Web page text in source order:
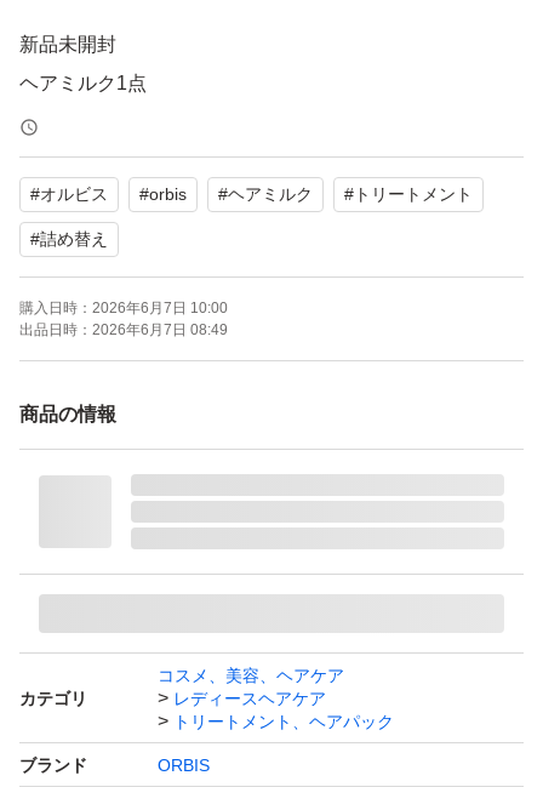
新品未開封
ヘアミルク1点
2026年5月購入
OPP等にはいれず、そのまま発送致します。
よろしくお願い致します。
オルビス エッセンスインヘアミルク レフィル 140g
#オルビス #orbis #ヘアミルク # トリートメント
#詰め替え
購入日時： 2026年6月7日 10:00
出品日時： 2026年6月7日 08:49
商品の情報
カテゴリ
コスメ、美容、ヘアケア
レディースヘアケア
トリートメント、ヘアパック
ブランド ORBIS